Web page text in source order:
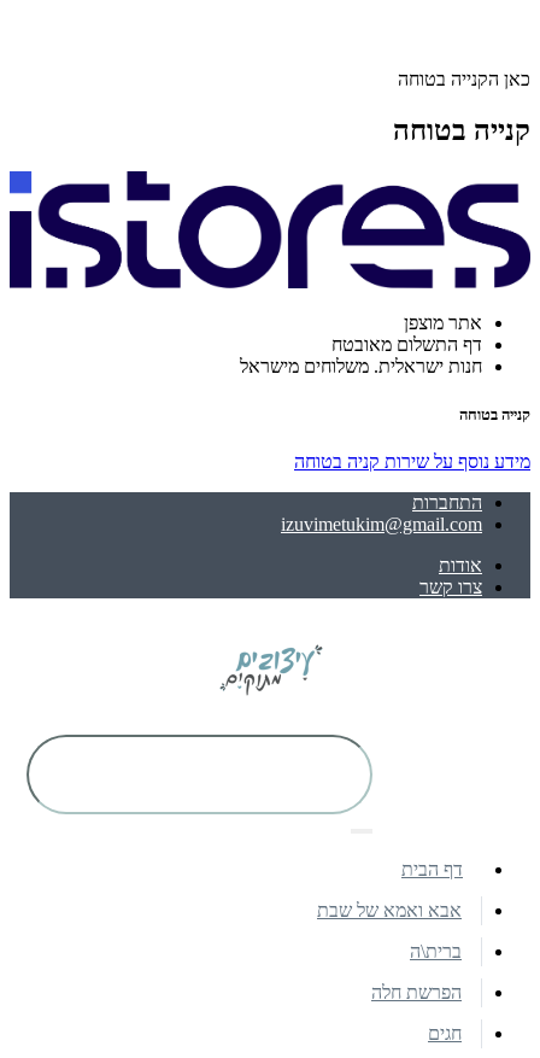
כאן הקנייה בטוחה
קנייה בטוחה
אתר מוצפן
דף התשלום מאובטח
חנות ישראלית. משלוחים מישראל
קנייה בטוחה
מידע נוסף על שירות קניה בטוחה
התחברות
izuvimetukim@gmail.com
אודות
צרו קשר
דף הבית
אבא ואמא של שבת
ברית\ה
הפרשת חלה
חגים